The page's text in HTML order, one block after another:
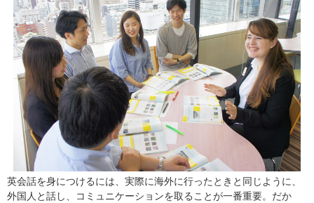
英会話を身につけるには、実際に海外に行ったときと同じように、
外国人と話し、コミュニケーションを取ることが一番重要。だか